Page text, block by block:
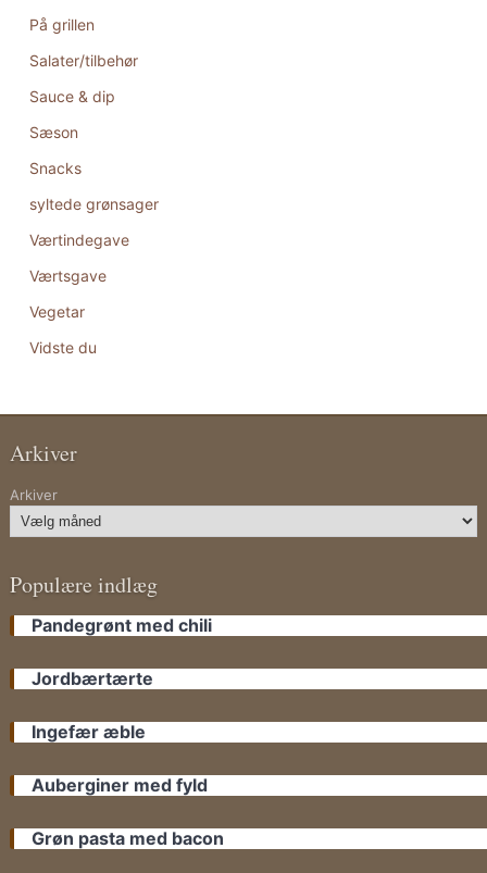
På grillen
Salater/tilbehør
Sauce & dip
Sæson
Snacks
syltede grønsager
Værtindegave
Værtsgave
Vegetar
Vidste du
Arkiver
Arkiver
Populære indlæg
Pandegrønt med chili
Jordbærtærte
Ingefær æble
Auberginer med fyld
Grøn pasta med bacon